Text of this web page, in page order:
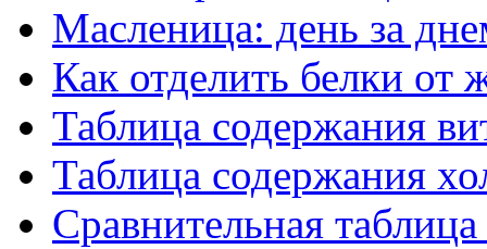
Масленица: день за
Как отделить белки от
Таблица содержания
Таблица содержания
Сравнительная